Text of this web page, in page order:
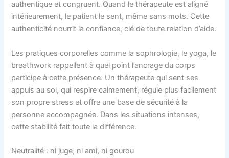
authentique et congruent. Quand le thérapeute est aligné
intérieurement, le patient le sent, même sans mots. Cette
authenticité nourrit la confiance, clé de toute relation d’aide.
Les pratiques corporelles comme la sophrologie, le yoga, le
breathwork rappellent à quel point l’ancrage du corps
participe à cette présence. Un thérapeute qui sent ses
appuis au sol, qui respire calmement, régule plus facilement
son propre stress et offre une base de sécurité à la
personne accompagnée. Dans les situations intenses,
cette stabilité fait toute la différence.
Neutralité : ni juge, ni ami, ni gourou